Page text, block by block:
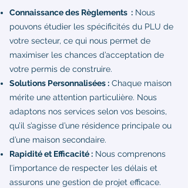
Connaissance des Règlements : Nous
pouvons étudier les spécificités du PLU de
votre secteur, ce qui nous permet de
maximiser les chances d’acceptation de
votre permis de construire.
Solutions Personnalisées : Chaque maison
mérite une attention particulière. Nous
adaptons nos services selon vos besoins,
qu’il s’agisse d’une résidence principale ou
d’une maison secondaire.
Rapidité et Efficacité : Nous comprenons
l’importance de respecter les délais et
assurons une gestion de projet efficace.